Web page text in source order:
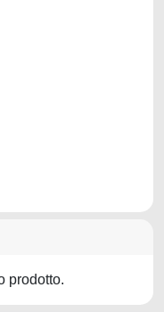
prodotto.